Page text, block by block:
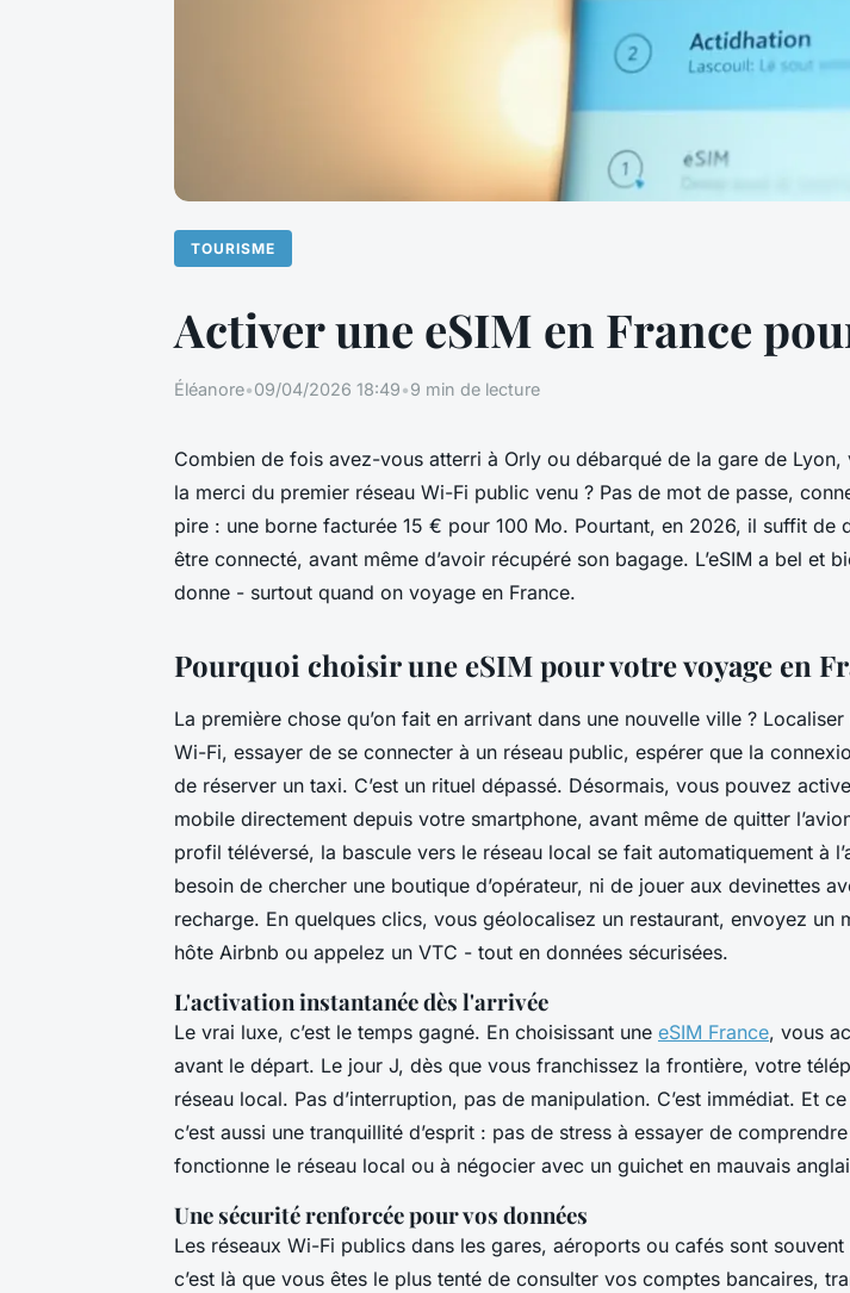
TOURISME
Activer une eSIM en France
Éléanore•09/04/2026 18:49•9 min de lecture
Combien de fois avez-vous atterri à Orly ou débarqué de la gare de Lyon,
la merci du premier réseau Wi-Fi public venu ? Pas de mot de passe,
pire : une borne facturée 15 € pour 100 Mo. Pourtant, en 2026, il suffit de
être connecté, avant même d’avoir récupéré son bagage. L’eSIM a bel et
donne - surtout quand on voyage en France.
Pourquoi choisir une eSIM pour votre voyage en
La première chose qu’on fait en arrivant dans une nouvelle ville ?
Wi-Fi, essayer de se connecter à un réseau public, espérer que la
de réserver un taxi. C’est un rituel dépassé. Désormais, vous pouvez
mobile directement depuis votre smartphone, avant même de quitter
profil téléversé, la bascule vers le réseau local se fait automatiquement à
besoin de chercher une boutique d’opérateur, ni de jouer aux devinettes
recharge. En quelques clics, vous géolocalisez un restaurant, envoyez un
hôte Airbnb ou appelez un VTC - tout en données sécurisées.
L'activation instantanée dès l'arrivée
Le vrai luxe, c’est le temps gagné. En choisissant une eSIM France, vous
avant le départ. Le jour J, dès que vous franchissez la frontière, votre
réseau local. Pas d’interruption, pas de manipulation. C’est immédiat. Et
c’est aussi une tranquillité d’esprit : pas de stress à essayer de
fonctionne le réseau local ou à négocier avec un guichet en mauvais
Une sécurité renforcée pour vos données
Les réseaux Wi-Fi publics dans les gares, aéroports ou cafés sont souvent
c’est là que vous êtes le plus tenté de consulter vos comptes bancaires,